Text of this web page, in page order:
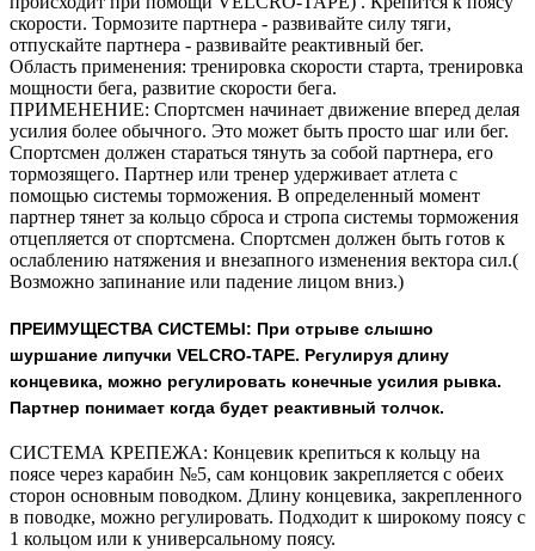
скорости. Тормозите партнера - развивайте силу тяги,
отпускайте партнера - развивайте реактивный бег.
Область применения: тренировка скорости старта, тренировка
мощности бега, развитие скорости бега.
ПРИМЕНЕНИЕ: Спортсмен начинает движение вперед делая
усилия более обычного. Это может быть просто шаг или бег.
Спортсмен должен стараться тянуть за собой партнера, его
тормозящего. Партнер или тренер удерживает атлета с
помощью системы торможения. В определенный момент
партнер тянет за кольцо сброса и стропа системы торможения
отцепляется от спортсмена. Спортсмен должен быть готов к
ослаблению натяжения и внезапного изменения вектора сил.(
Возможно запинание или падение лицом вниз.)
ПРЕИМУЩЕСТВА СИСТЕМЫ: При отрыве слышно
шуршание липучки VELCRO-TAPE. Регулируя длину
концевика, можно регулировать конечные усилия рывка.
Партнер понимает когда будет реактивный толчок.
СИСТЕМА КРЕПЕЖА: Концевик крепиться к кольцу на
поясе через карабин №5, сам концовик закрепляется с обеих
сторон основным поводком. Длину концевика, закрепленного
в поводке, можно регулировать. Подходит к широкому поясу с
1 кольцом или к универсальному поясу.